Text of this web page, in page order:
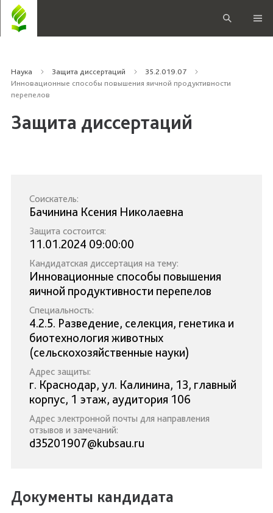
Наука Защита диссертаций
35.2.019.07
Инновационные способы повышения яичной продуктивности
перепелов
Защита диссертаций
Соискатель:
Бачинина Ксения Николаевна
Защита состоится:
11.01.2024 09:00:00
Кандидатская диссертация на тему:
Инновационные способы повышения
яичной продуктивности перепелов
Специальность:
4.2.5. Разведение, селекция, генетика и
биотехнология животных
(сельскохозяйственные науки)
Адрес защиты:
г. Краснодар, ул. Калинина, 13, главный
корпус, 1 этаж, аудитория 106
Адрес электронной почты для направления
отзывов и замечаний:
d35201907@kubsau.ru
Документы кандидата